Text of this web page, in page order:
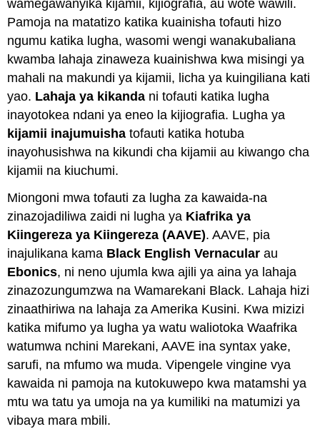
wamegawanyika kijamii, kijiografia, au wote wawili.
Pamoja na matatizo katika kuainisha tofauti hizo
ngumu katika lugha, wasomi wengi wanakubaliana
kwamba lahaja zinaweza kuainishwa kwa misingi ya
mahali na makundi ya kijamii, licha ya kuingiliana kati
yao. Lahaja ya kikanda ni tofauti katika lugha
inayotokea ndani ya eneo la kijiografia. Lugha ya
kijamii inajumuisha tofauti katika hotuba
inayohusishwa na kikundi cha kijamii au kiwango cha
kijamii na kiuchumi.
Miongoni mwa tofauti za lugha za kawaida-na
zinazojadiliwa zaidi ni lugha ya Kiafrika ya
Kiingereza ya Kiingereza (AAVE). AAVE, pia
inajulikana kama Black English Vernacular au
Ebonics, ni neno ujumla kwa ajili ya aina ya lahaja
zinazozungumzwa na Wamarekani Black. Lahaja hizi
zinaathiriwa na lahaja za Amerika Kusini. Kwa mizizi
katika mifumo ya lugha ya watu waliotoka Waafrika
watumwa nchini Marekani, AAVE ina syntax yake,
sarufi, na mfumo wa muda. Vipengele vingine vya
kawaida ni pamoja na kutokuwepo kwa matamshi ya
mtu wa tatu ya umoja na ya kumiliki na matumizi ya
vibaya mara mbili.